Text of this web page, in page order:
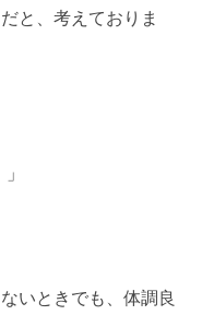
と、考えておりま
いときでも、体調良